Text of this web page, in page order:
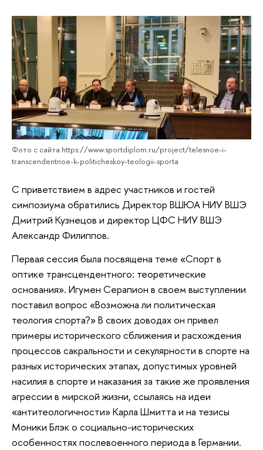
Фото с сайта https://www.sportdiplom.ru/project/telesnoe-i-
transcendentnoe-k-politicheskoy-teologii-sporta
С приветствием в адрес участников и гостей
симпозиума обратились Директор ВШЮА НИУ ВШЭ
Дмитрий Кузнецов и директор ЦФС НИУ ВШЭ
Александр Филиппов.
Первая сессия была посвящена теме «Спорт в
оптике трансцендентного: теоретические
основания». Игумен Серапион в своем выступлении
поставил вопрос «Возможна ли политическая
теология спорта?» В своих доводах он привел
примеры исторического сближения и расхождения
процессов сакральности и секулярности в спорте на
разных исторических этапах, допустимых уровней
насилия в спорте и наказания за такие же проявления
агрессии в мирской жизни, ссылаясь на идеи
«антитеологичности» Карла Шмитта и на тезисы
Моники Блэк о социально-исторических
особенностях послевоенного периода в Германии.